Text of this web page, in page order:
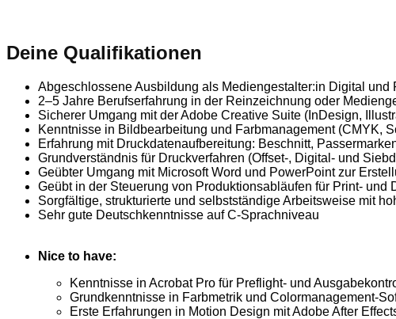
Deine Qualifikationen
Abgeschlossene Ausbildung als Mediengestalter:in Digital
2–5 Jahre Berufserfahrung in der Reinzeichnung oder
Sicherer Umgang mit der Adobe Creative Suite (InDesign,
Kenntnisse in Bildbearbeitung und Farbmanagement (CMYK,
Erfahrung mit Druckdatenaufbereitung: Beschnitt,
Grundverständnis für Druckverfahren (Offset-, Digital- und
Geübter Umgang mit Microsoft Word und PowerPoint zur
Geübt in der Steuerung von Produktionsabläufen für Print- und
Sorgfältige, strukturierte und selbstständige Arbeitsweise mit
Sehr gute Deutschkenntnisse auf C-Sprachniveau
Nice to have:
Kenntnisse in Acrobat Pro für Preflight- und
Grundkenntnisse in Farbmetrik und Colormanagement-
Erste Erfahrungen in Motion Design mit Adobe After